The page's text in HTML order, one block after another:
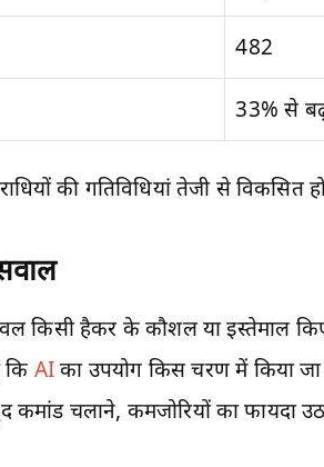
482
33% से
की गतिविधियां तेजी से विकसित
किसी हैकर के कौशल या इस्तेमाल
कि AIका उपयोग किस चरण में किया जा
कमांड चलाने, कमजोरियों का